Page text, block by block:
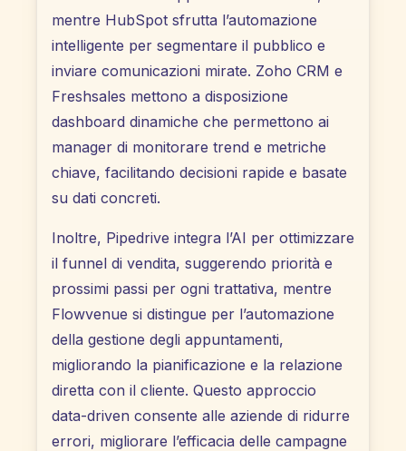
mentre HubSpot sfrutta l’automazione
intelligente per segmentare il pubblico e
inviare comunicazioni mirate. Zoho CRM e
Freshsales mettono a disposizione
dashboard dinamiche che permettono ai
manager di monitorare trend e metriche
chiave, facilitando decisioni rapide e basate
su dati concreti.
Inoltre, Pipedrive integra l’AI per ottimizzare
il funnel di vendita, suggerendo priorità e
prossimi passi per ogni trattativa, mentre
Flowvenue si distingue per l’automazione
della gestione degli appuntamenti,
migliorando la pianificazione e la relazione
diretta con il cliente. Questo approccio
data-driven consente alle aziende di ridurre
errori, migliorare l’efficacia delle campagne